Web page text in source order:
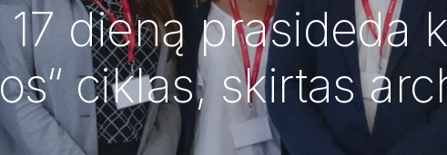
dieną prasideda
ciklas, skirtas